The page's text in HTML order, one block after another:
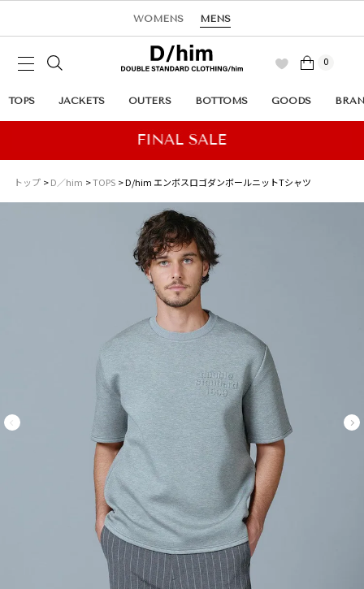
WOMENS MENS
0
TOPS JACKETS OUTERS BOTTOMS GOODS
トップ D／him TOPS D/him エンボスロゴダンボールニットTシャツ